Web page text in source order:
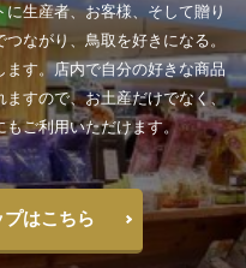
生産者、お客様、そして贈り
ながり、鳥取を好きになる。
す。店内で自分の好きな商品
すので、お土産だけでなく、
ご利用いただけます。
はこちら